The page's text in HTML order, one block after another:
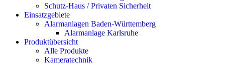
Schutz-Haus / Privaten Sicherheit
Einsatzgebiete
Alarmanlagen Baden-Württemberg
Alarmanlage Karlsruhe
Produktübersicht
Alle Produkte
Kameratechnik